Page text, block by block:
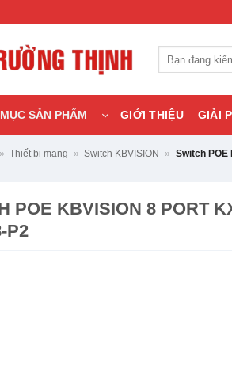
kiếm:
SẢN PHẨM GIỚI THIỆU GIẢI
» Thiết bị mạng » Switch KBVISION » Switch POE
POE KBVISION 8 PORT
P2